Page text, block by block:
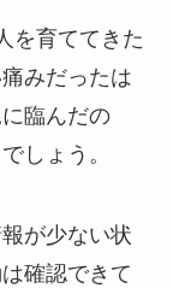
を育ててきた
みだったは
臨んだの
しょう。
が少ない状
確認できて